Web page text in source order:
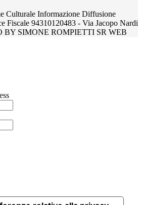
Culturale Informazione Diffusione
Fiscale 94310120483 - Via Jacopo Nardi
BY SIMONE ROMPIETTI SR WEB